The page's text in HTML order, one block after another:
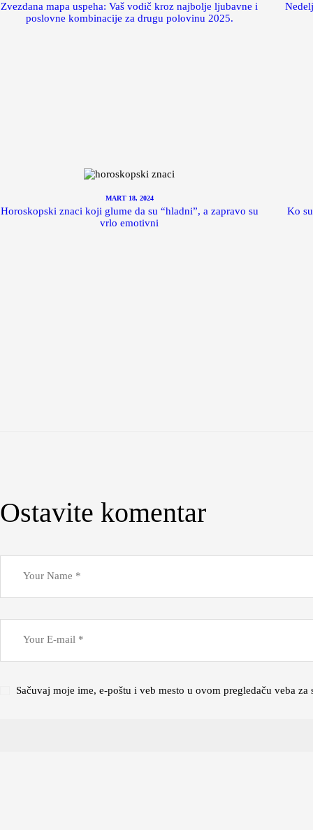
Zvezdana mapa uspeha: Vaš vodič kroz najbolje ljubavne i
poslovne kombinacije za drugu polovinu 2025.
MART 18, 2024
Horoskopski znaci koji glume da su “hladni”, a zapravo su
vrlo emotivni
Ko
Ostavite komentar
Sačuvaj moje ime, e-poštu i veb mesto u ovom pregledaču veba za